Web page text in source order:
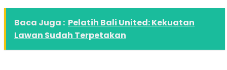
Baca Juga : Pelatih Bali United: Kekuatan
Lawan Sudah Terpetakan